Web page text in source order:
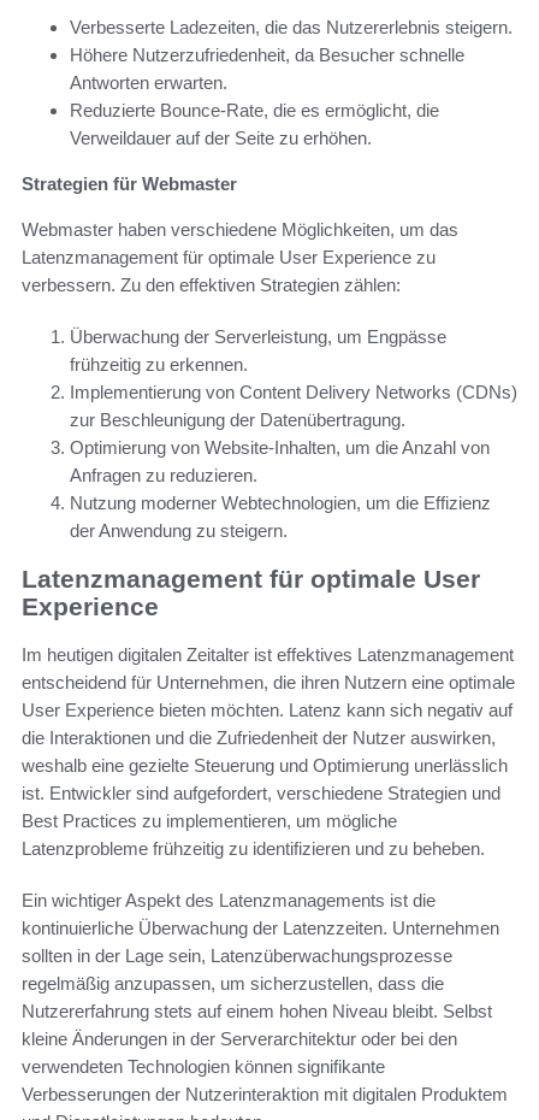
Verbesserte Ladezeiten, die das Nutzererlebnis steigern.
Höhere Nutzerzufriedenheit, da Besucher schnelle
Antworten erwarten.
Reduzierte Bounce-Rate, die es ermöglicht, die
Verweildauer auf der Seite zu erhöhen.
Strategien für Webmaster
Webmaster haben verschiedene Möglichkeiten, um das
Latenzmanagement für optimale User Experience zu
verbessern. Zu den effektiven Strategien zählen:
Überwachung der Serverleistung, um Engpässe
frühzeitig zu erkennen.
Implementierung von Content Delivery Networks (CDNs)
zur Beschleunigung der Datenübertragung.
Optimierung von Website-Inhalten, um die Anzahl von
Anfragen zu reduzieren.
Nutzung moderner Webtechnologien, um die Effizienz
der Anwendung zu steigern.
Latenzmanagement für optimale User
Experience
Im heutigen digitalen Zeitalter ist effektives Latenzmanagement
entscheidend für Unternehmen, die ihren Nutzern eine optimale
User Experience bieten möchten. Latenz kann sich negativ auf
die Interaktionen und die Zufriedenheit der Nutzer auswirken,
weshalb eine gezielte Steuerung und Optimierung unerlässlich
ist. Entwickler sind aufgefordert, verschiedene Strategien und
Best Practices zu implementieren, um mögliche
Latenzprobleme frühzeitig zu identifizieren und zu beheben.
Ein wichtiger Aspekt des Latenzmanagements ist die
kontinuierliche Überwachung der Latenzzeiten. Unternehmen
sollten in der Lage sein, Latenzüberwachungsprozesse
regelmäßig anzupassen, um sicherzustellen, dass die
Nutzererfahrung stets auf einem hohen Niveau bleibt. Selbst
kleine Änderungen in der Serverarchitektur oder bei den
verwendeten Technologien können signifikante
Verbesserungen der Nutzerinteraktion mit digitalen Produktem